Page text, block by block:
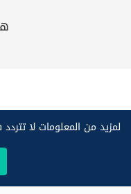
لمزيد من المعلومات لا